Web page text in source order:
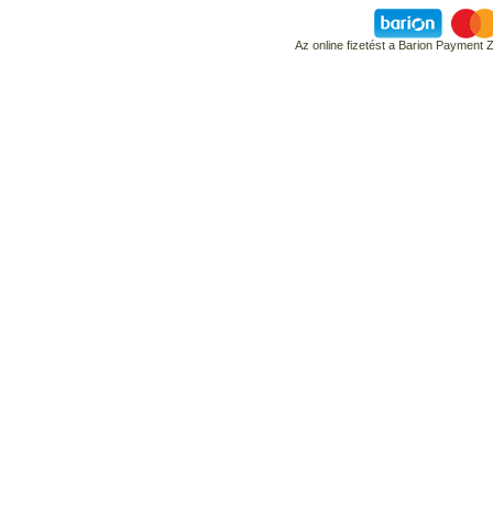
Az online fizetést a Barion Payment